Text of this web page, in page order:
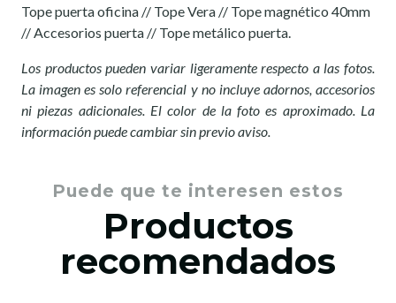
Tope puerta oficina // Tope Vera // Tope magnético 40mm
// Accesorios puerta // Tope metálico puerta.
Los productos pueden variar ligeramente respecto a las fotos.
La imagen es solo referencial y no incluye adornos, accesorios
ni piezas adicionales. El color de la foto es aproximado. La
información puede cambiar sin previo aviso.
Puede que te interesen estos
Productos
recomendados